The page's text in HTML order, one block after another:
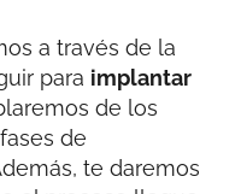
a través de la
para implantar
de los
de
te daremos